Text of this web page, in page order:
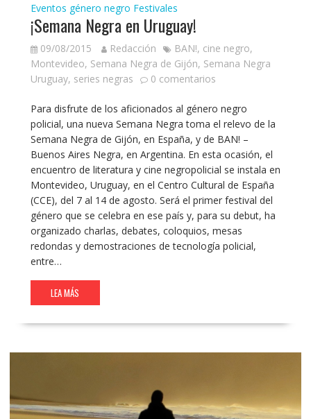
Eventos género negro Festivales
¡Semana Negra en Uruguay!
09/08/2015 Redacción BAN!, cine negro,
Montevideo, Semana Negra de Gijón, Semana Negra
Uruguay, series negras 0 comentarios
Para disfrute de los aficionados al género negro
policial, una nueva Semana Negra toma el relevo de la
Semana Negra de Gijón, en España, y de BAN! –
Buenos Aires Negra, en Argentina. En esta ocasión, el
encuentro de literatura y cine negropolicial se instala en
Montevideo, Uruguay, en el Centro Cultural de España
(CCE), del 7 al 14 de agosto. Será el primer festival del
género que se celebra en ese país y, para su debut, ha
organizado charlas, debates, coloquios, mesas
redondas y demostraciones de tecnología policial,
entre…
LEA MÁS